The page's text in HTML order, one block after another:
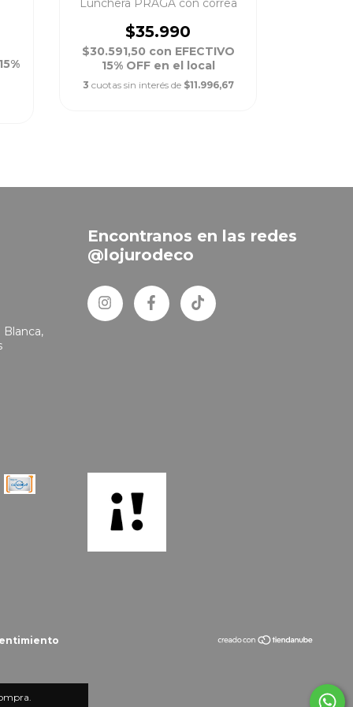
Lunchera PRAGA con correa
$35.990
$30.591,50 con EFECTIVO
15% OFF en el local
3 cuotas sin interés de $11.996,67
Encontranos en las redes
@lojurodeco